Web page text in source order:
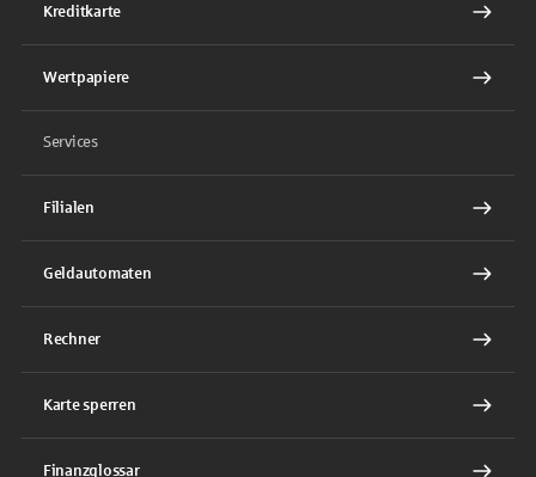
Kreditkarte
Wertpapiere
Services
Filialen
Geldautomaten
Rechner
Karte sperren
Finanzglossar